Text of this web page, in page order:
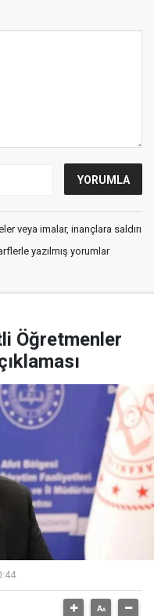
veya imalar, inançlara saldırı
yazılmış yorumlar
Öğretmenler